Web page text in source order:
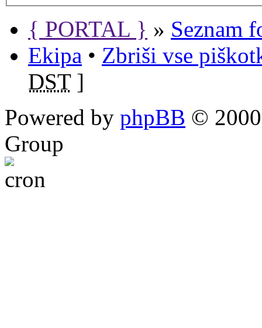
{ PORTAL } » Seznam
Ekipa • Zbriši vse
DST]
Powered by phpBB ©
Group